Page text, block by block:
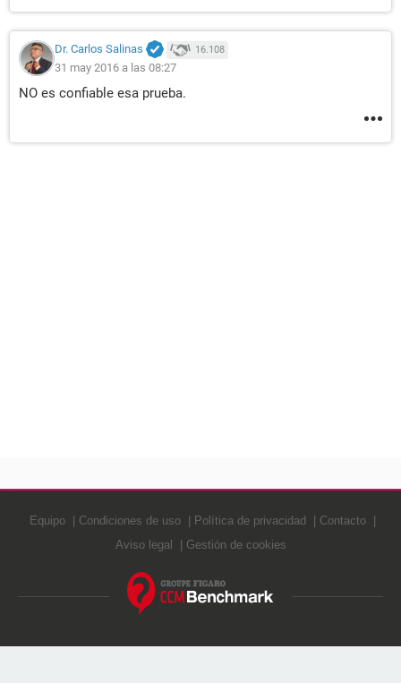
Dr. Carlos Salinas 16.108
31 may 2016 a las 08:27
NO es confiable esa prueba.
Equipo Condiciones de uso Política de privacidad
Contacto
Aviso legal
Gestión de cookies